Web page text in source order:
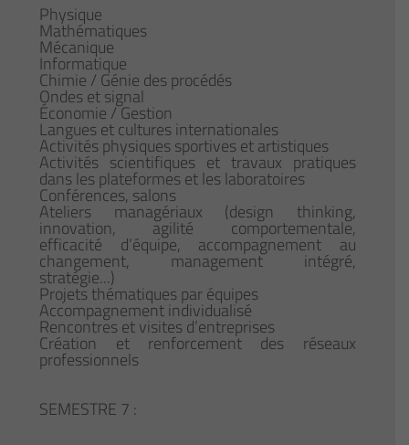
Physique
Mathématiques
Mécanique
Informatique
Chimie / Génie des procédés
Ondes et signal
Économie / Gestion
Langues et cultures internationales
Activités physiques sportives et artistiques
Activités scientifiques et travaux pratiques
dans les plateformes et les laboratoires
Conférences, salons
Ateliers managériaux (design thinking,
innovation, agilité comportementale,
efficacité d’équipe, accompagnement au
changement, management intégré,
stratégie...)
Projets thématiques par équipes
Accompagnement individualisé
Rencontres et visites d’entreprises
Création et renforcement des réseaux
professionnels
SEMESTRE 7 :